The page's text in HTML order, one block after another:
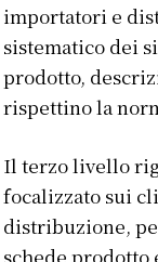
importatori e
sistematico dei
prodotto,
rispettino la
Il terzo livello
focalizzato sui
distribuzione,
schede